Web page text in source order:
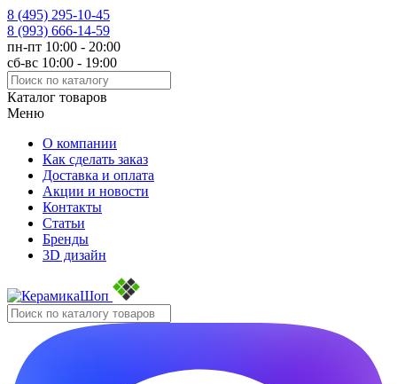
8 (495) 295-10-45
8 (993) 666-14-59
пн-пт 10:00 - 20:00
сб-вс 10:00 - 19:00
Каталог товаров
Меню
О компании
Как сделать заказ
Доставка и оплата
Акции и новости
Контакты
Статьи
Бренды
3D дизайн